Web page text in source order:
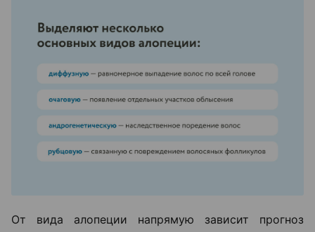
От вида алопеции напрямую зависит прогноз